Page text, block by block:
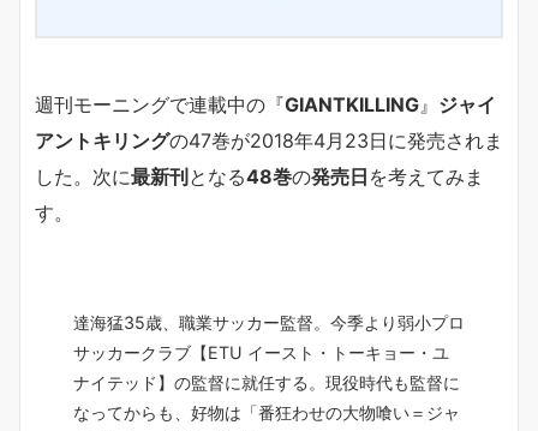
週刊モーニングで連載中の『GIANTKILLING』 ジャイ
アントキリングの47巻が2018年4月23日に発売されま
した。次に最新刊 となる48巻の発売日 を考えてみま
す。
達海猛35歳、職業サッカー監督。今季より弱小プロ
サッカークラブ【ETU イースト・トーキョー・ユ
ナイテッド】の監督に就任する。現役時代も監督に
なってからも、好物は「番狂わせの大物喰い＝ジャ